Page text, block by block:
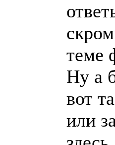
теме
Ну а
вот
или